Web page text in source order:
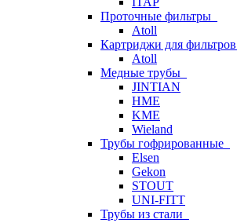
Проточные фильтры
Atoll
Картриджи для фильтров
Atoll
Медные трубы
JINTIAN
HME
KME
Wieland
Трубы гофрированные
Elsen
Gekon
STOUT
UNI-FITT
Трубы из стали